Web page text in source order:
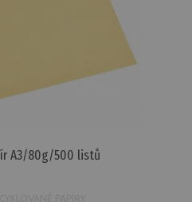
A3/80g/500 listů